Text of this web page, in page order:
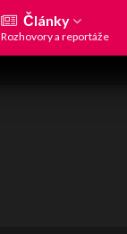
Články
Rozhovory a reportáže